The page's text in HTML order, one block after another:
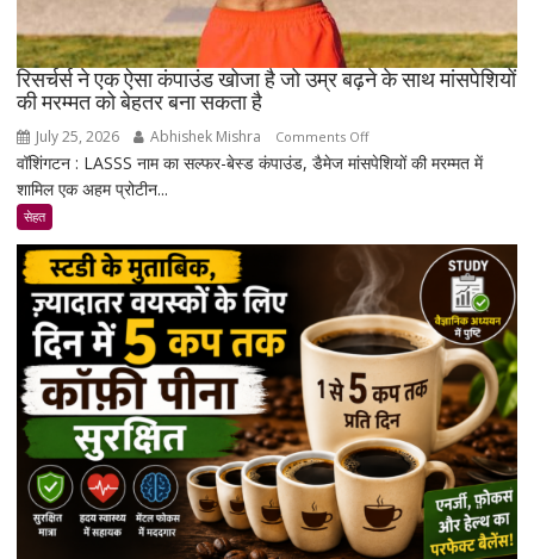
रिसर्चर्स ने एक ऐसा कंपाउंड खोजा है जो उम्र बढ़ने के साथ मांसपेशियों
की मरम्मत को बेहतर बना सकता है
July 25, 2026 Abhishek Mishra Comments Offon
रिसर्चर्स
ऐसा
कंपाउंड
खोजा
है
जो
बढ़ने
के
साथ
मांसपेशियों
की
मरम्मत
को
वॉशिंगटन : LASSS नाम का सल्फर-बेस्ड कंपाउंड, डैमेज मांसपेशियों की मरम्मत में
शामिल एक अहम प्रोटीन...
सेहत